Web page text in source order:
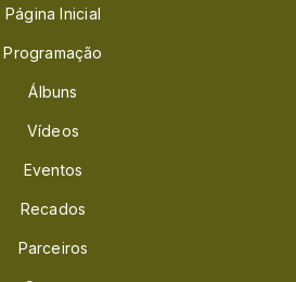
Página Inicial
Programação
Álbuns
Vídeos
Eventos
Recados
Parceiros